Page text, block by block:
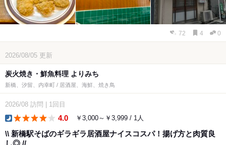
72 4 0
2026/08/05 更新
炭火焼き・鮮魚料理 よりみち
新橋、汐留、内幸町 / 居酒屋、海鮮、焼き鳥
2026/08 訪問 1回目
4.0 ￥3,000～￥3,999 / 1人
\\ 新橋駅そばのギラギラ居酒屋ナイスコスパ！揚げ方と肉質良